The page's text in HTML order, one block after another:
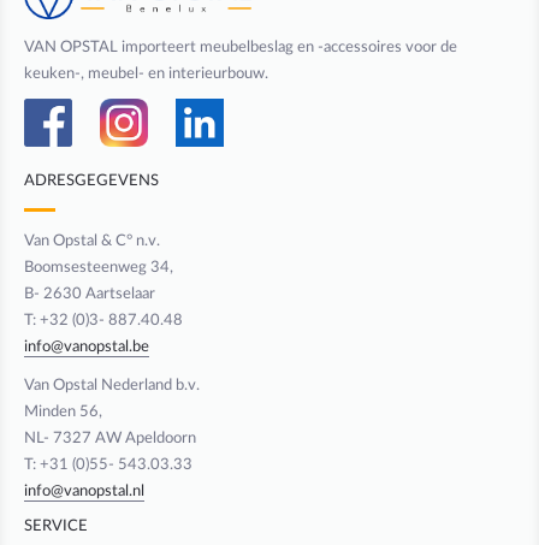
VAN OPSTAL importeert meubelbeslag en -accessoires voor de
keuken-, meubel- en interieurbouw.
ADRESGEGEVENS
Van Opstal & C° n.v.
Boomsesteenweg 34,
B- 2630 Aartselaar
T: +32 (0)3- 887.40.48
info@vanopstal.be
Van Opstal Nederland b.v.
Minden 56,
NL- 7327 AW Apeldoorn
T: +31 (0)55- 543.03.33
info@vanopstal.nl
SERVICE